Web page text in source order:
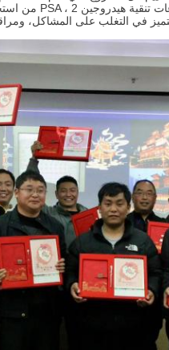
في التغلب على المشاكل،